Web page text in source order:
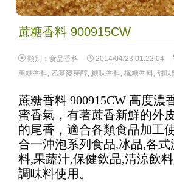
蔗糖香料 900915CW
類別： 食品香料 2014/04/23 01:22:04
黑糖香料 乙基麥芽醇, 糖味香料 楓糖香料 甜味
蔗糖香料 900915CW 高度濃
蜜香氣，有著蔗香新鮮的外
的尾香，適合各類食品加工
合一沖泡系列食品,冰品,各式
料,果蔬汁,保健飲品,清涼飲
調味料使用。